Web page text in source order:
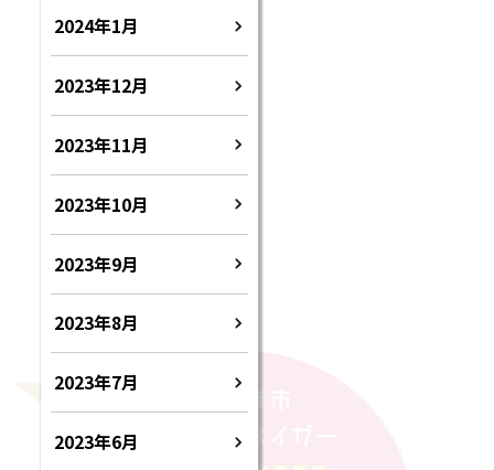
2024年1月
2023年12月
2023年11月
2023年10月
2023年9月
2023年8月
2023年7月
2023年6月